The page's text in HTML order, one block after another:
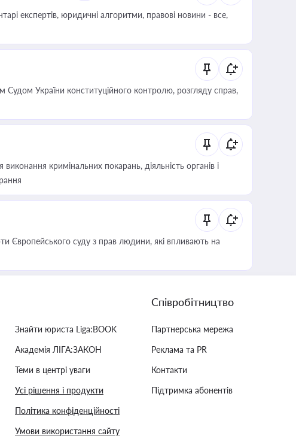
експертів, юридичні алгоритми, правові новини - все,
України конституційного контролю, розгляду справ,
кримінальних покарань, діяльність органів і
Європейського суду з прав людини, які впливають на
Знайти юриста Liga:BOOK
Академія ЛІГА:ЗАКОН
Теми в центрі уваги
Усі рішення і продукти
Політика конфіденційності
Умови використання сайту
Співробітництво
Партнерська мережа
Реклама та PR
Контакти
Підтримка абонентів